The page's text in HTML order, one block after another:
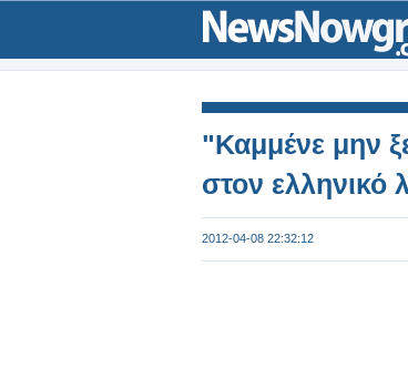
"Καμμένε μην
στον ελληνικό
2012-04-08 22:32:12